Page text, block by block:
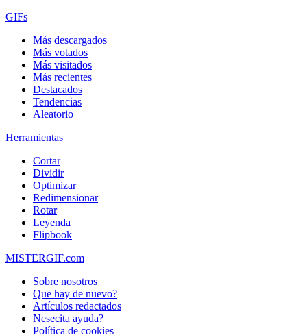
GIFs
Más descargados
Más votados
Más visitados
Más recientes
Destacados
Tendencias
Aleatorio
Herramientas
Cortar
Dividir
Optimizar
Redimensionar
Rotar
Leyenda
Flipbook
MISTERGIF.com
Sobre nosotros
Que hay de nuevo?
Artículos redactados
Nesecita ayuda?
Política de cookies